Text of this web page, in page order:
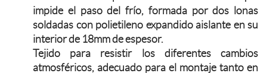
impide el paso del frío, formada por dos lonas
soldadas con polietileno expandido aislante en su
interior de 18mm de espesor.
Tejido para resistir los diferentes cambios
atmosféricos, adecuado para el montaje tanto en